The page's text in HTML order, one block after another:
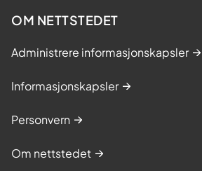
OM NETTSTEDET
Administrere informasjonskapsler
Informasjonskapsler
Personvern
Om nettstedet